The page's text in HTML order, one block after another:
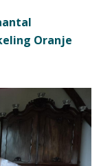
Oranje